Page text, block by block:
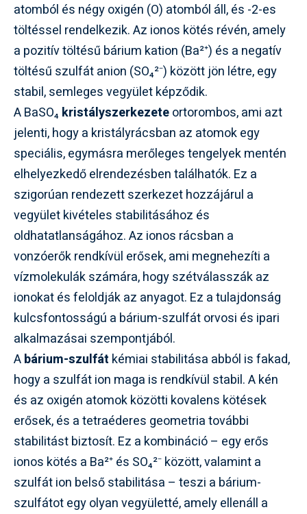
atomból és négy oxigén (O) atomból áll, és -2-es
töltéssel rendelkezik. Az ionos kötés révén, amely
a pozitív töltésű bárium kation (Ba²⁺) és a negatív
töltésű szulfát anion (SO₄²⁻) között jön létre, egy
stabil, semleges vegyület képződik.
A BaSO₄ kristályszerkezeteortorombos, ami azt
jelenti, hogy a kristályrácsban az atomok egy
speciális, egymásra merőleges tengelyek mentén
elhelyezkedő elrendezésben találhatók. Ez a
szigorúan rendezett szerkezet hozzájárul a
vegyület kivételes stabilitásához és
oldhatatlanságához. Az ionos rácsban a
vonzóerők rendkívül erősek, ami megnehezíti a
vízmolekulák számára, hogy szétválasszák az
ionokat és feloldják az anyagot. Ez a tulajdonság
kulcsfontosságú a bárium-szulfát orvosi és ipari
alkalmazásai szempontjából.
Abárium-szulfát kémiai stabilitása abból is fakad,
hogy a szulfát ion maga is rendkívül stabil. A kén
és az oxigén atomok közötti kovalens kötések
erősek, és a tetraéderes geometria további
stabilitást biztosít. Ez a kombináció – egy erős
ionos kötés a Ba²⁺ és SO₄²⁻ között, valamint a
szulfát ion belső stabilitása – teszi a bárium-
szulfátot egy olyan vegyületté, amely ellenáll a